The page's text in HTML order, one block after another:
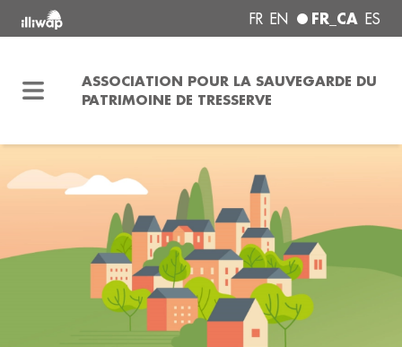
FR EN FR_CA ES
ASSOCIATION POUR LA SAUVEGARDE DU
PATRIMOINE DE TRESSERVE